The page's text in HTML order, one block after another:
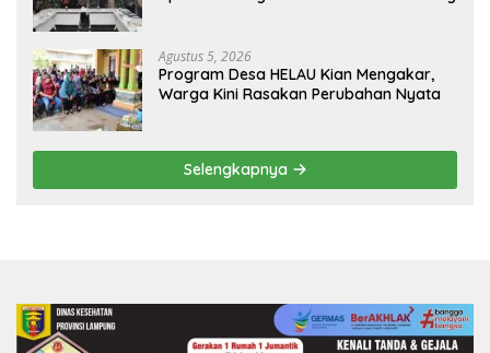
Agustus 5, 2026
Program Desa HELAU Kian Mengakar,
Warga Kini Rasakan Perubahan Nyata
Selengkapnya